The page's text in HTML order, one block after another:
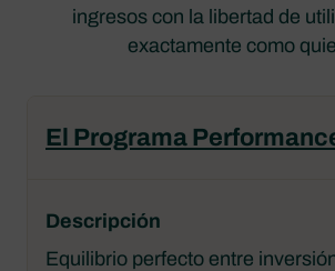
ingresos con la libertad de
exactamente como
El Programa
Equilibrio perfecto entre